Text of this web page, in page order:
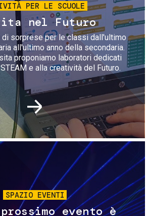
PER LE SCUOLE
nel Futuro
di sorprese per le classi dall'ultimo
all'ultimo anno della secondaria.
proponiamo laboratori dedicati
e alla creatività del Futuro.
Immagine
SPAZIO EVENTI
evento è